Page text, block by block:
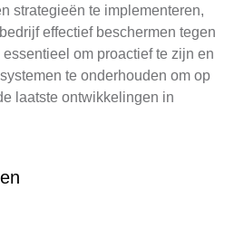
strategieën te implementeren,
effectief beschermen tegen
om proactief te zijn en
te onderhouden om op
laatste ontwikkelingen in